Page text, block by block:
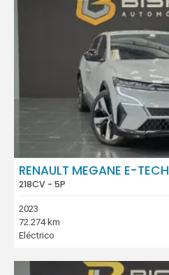
RENAULT MEGANE E-TECH
218CV - 5P
2023
72.274 km
Eléctrico